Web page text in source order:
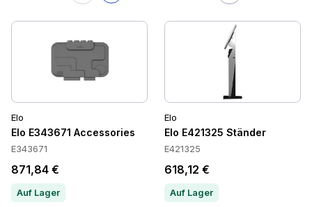
Elo
Elo E343671 Accessories
E343671
871,84 €
Auf Lager
Elo
Elo E421325 Ständer
E421325
618,12 €
Auf Lager